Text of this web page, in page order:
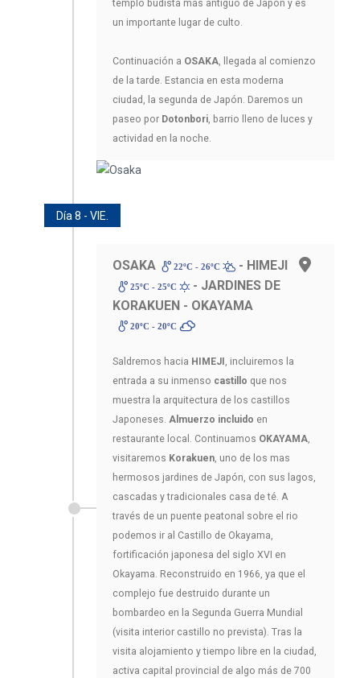
templo budista más antiguo de Japón y es
un importante lugar de culto.
Continuación a OSAKA, llegada al comienzo
de la tarde. Estancia en esta moderna
ciudad, la segunda de Japón. Daremos un
paseo por Dotonbori, barrio lleno de luces y
actividad en la noche.
Día 8 - VIE.
OSAKA 22ºC - 26ºC - HIMEJI
25ºC - 25ºC
- JARDINES DE
KORAKUEN - OKAYAMA
20ºC - 20ºC
Saldremos hacia HIMEJI , incluiremos la
entrada a su inmenso castillo que nos
muestra la arquitectura de los castillos
Japoneses. Almuerzo incluido en
restaurante local. Continuamos OKAYAMA,
visitaremos Korakuen, uno de los mas
hermosos jardines de Japón, con sus lagos,
cascadas y tradicionales casa de té. A
través de un puente peatonal sobre el rio
podemos ir al Castillo de Okayama,
fortificación japonesa del siglo XVI en
Okayama. Reconstruido en 1966, ya que el
complejo fue destruido durante un
bombardeo en la Segunda Guerra Mundial
(visita interior castillo no prevista). Tras la
visita alojamiento y tiempo libre en la ciudad,
activa capital provincial de algo más de 700